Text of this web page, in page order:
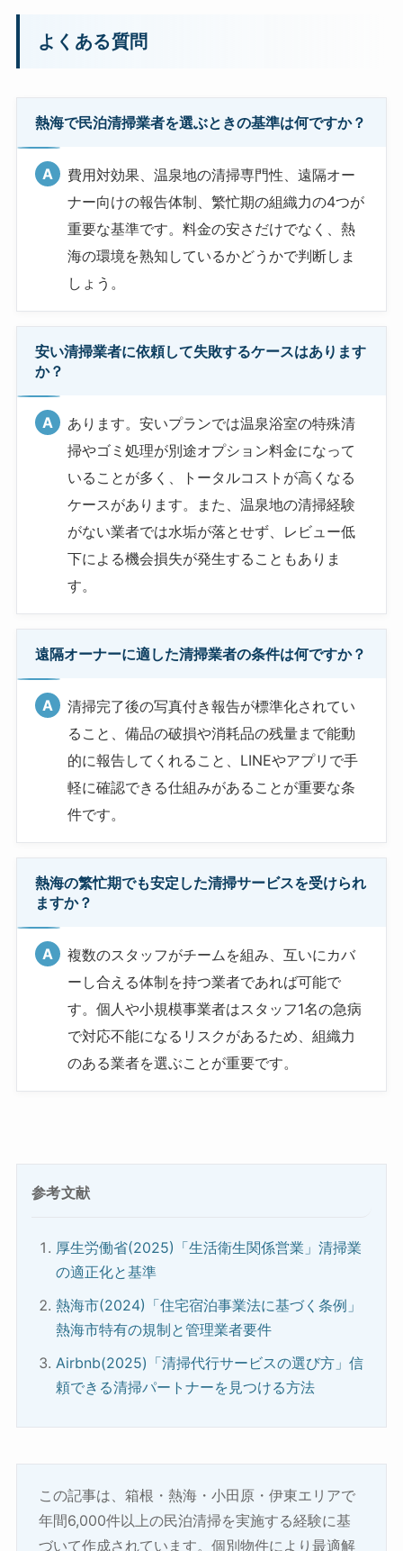
よくある質問
熱海で民泊清掃業者を選ぶときの基準は何ですか？
費用対効果、温泉地の清掃専門性、遠隔オー
ナー向けの報告体制、繁忙期の組織力の4つが
重要な基準です。料金の安さだけでなく、熱
海の環境を熟知しているかどうかで判断しま
しょう。
安い清掃業者に依頼して失敗するケースはあります
か？
あります。安いプランでは温泉浴室の特殊清
掃やゴミ処理が別途オプション料金になって
いることが多く、トータルコストが高くなる
ケースがあります。また、温泉地の清掃経験
がない業者では水垢が落とせず、レビュー低
下による機会損失が発生することもありま
す。
遠隔オーナーに適した清掃業者の条件は何ですか？
清掃完了後の写真付き報告が標準化されてい
ること、備品の破損や消耗品の残量まで能動
的に報告してくれること、LINEやアプリで手
軽に確認できる仕組みがあることが重要な条
件です。
熱海の繁忙期でも安定した清掃サービスを受けられ
ますか？
複数のスタッフがチームを組み、互いにカバ
ーし合える体制を持つ業者であれば可能で
す。個人や小規模事業者はスタッフ1名の急病
で対応不能になるリスクがあるため、組織力
のある業者を選ぶことが重要です。
参考文献
厚生労働省(2025)「生活衛生関係営業」清掃業
の適正化と基準
熱海市(2024)「住宅宿泊事業法に基づく条例」
熱海市特有の規制と管理業者要件
Airbnb(2025)「清掃代行サービスの選び方」信
頼できる清掃パートナーを見つける方法
この記事は、箱根・熱海・小田原・伊東エリアで
年間6,000件以上の民泊清掃を実施する経験に基
づいて作成されています。個別物件により最適解